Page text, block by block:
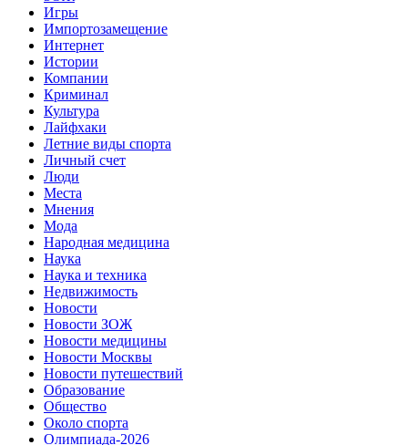
Игры
Импортозамещение
Интернет
Истории
Компании
Криминал
Культура
Лайфхаки
Летние виды спорта
Личный счет
Люди
Места
Мнения
Мода
Народная медицина
Наука
Наука и техника
Недвижимость
Новости
Новости ЗОЖ
Новости медицины
Новости Москвы
Новости путешествий
Образование
Общество
Около спорта
Олимпиада-2026